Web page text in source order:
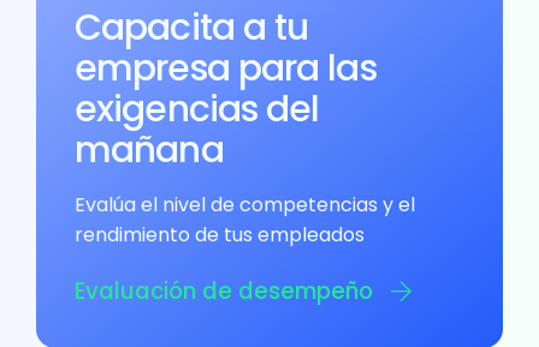
Capacita a tu
empresa para las
exigencias del
mañana
Evalúa el nivel de competencias y el
rendimiento de tus empleados
Evaluación de desempeño